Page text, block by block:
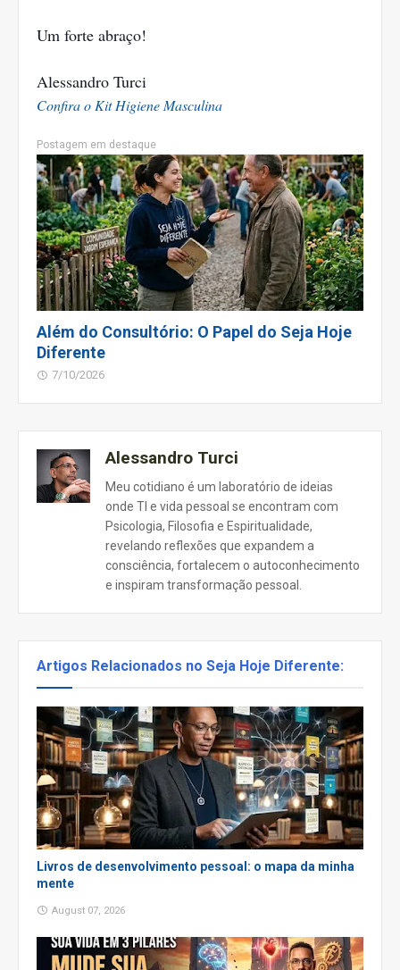
Um forte abraço!
Alessandro Turci
Confira o Kit Higiene Masculina
Postagem em destaque
Além do Consultório: O Papel do Seja Hoje
Diferente
7/10/2026
Alessandro Turci
Meu cotidiano é um laboratório de ideias
onde TI e vida pessoal se encontram com
Psicologia, Filosofia e Espiritualidade,
revelando reflexões que expandem a
consciência, fortalecem o autoconhecimento
e inspiram transformação pessoal.
Artigos Relacionados no Seja Hoje Diferente:
Livros de desenvolvimento pessoal: o mapa da minha
mente
August 07, 2026